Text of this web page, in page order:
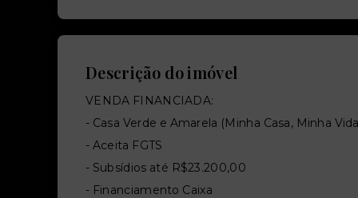
Descrição do imóvel
VENDA FINANCIADA:
- Casa Verde e Amarela (Minha Casa, Minha
- Aceita FGTS
- Subsídios até R$23.200,00
- Financiamento Caixa